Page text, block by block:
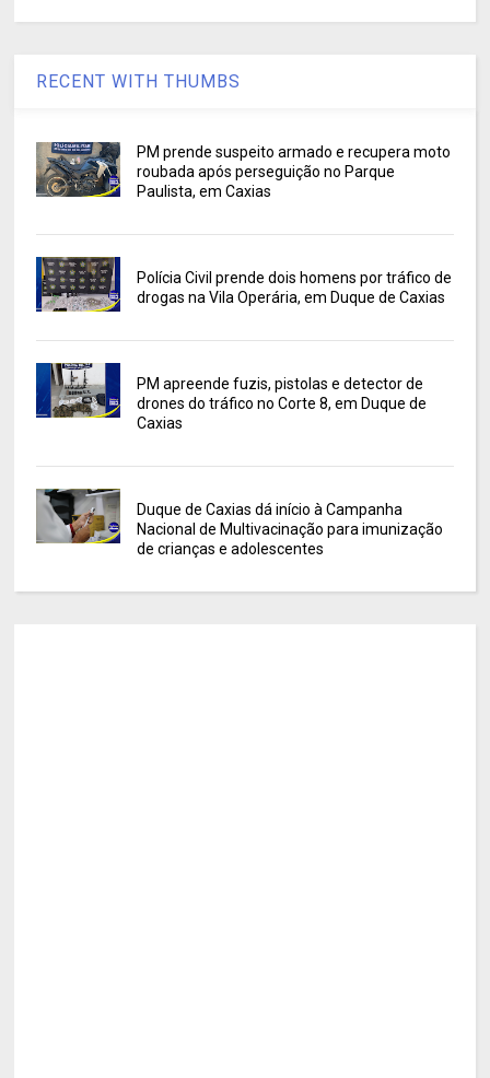
RECENT WITH THUMBS
PM prende suspeito armado e recupera moto
roubada após perseguição no Parque
Paulista, em Caxias
Polícia Civil prende dois homens por tráfico de
drogas na Vila Operária, em Duque de Caxias
PM apreende fuzis, pistolas e detector de
drones do tráfico no Corte 8, em Duque de
Caxias
Duque de Caxias dá início à Campanha
Nacional de Multivacinação para imunização
de crianças e adolescentes